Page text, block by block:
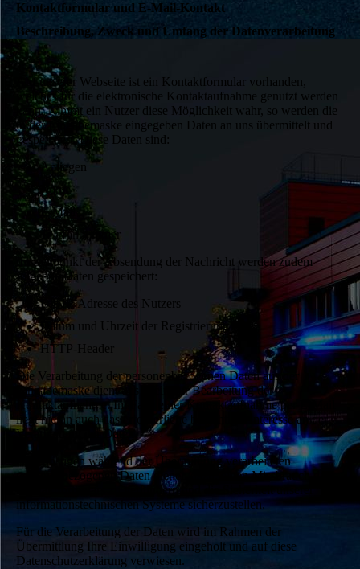
Kontaktformular und E-Mail-Kontakt
Beschreibung, Zweck und Umfang der Datenverarbeitung
Auf unserer Webseite ist ein Kontaktformular vorhanden,
welches für die elektronische Kontaktaufnahme genutzt werden
kann. Nimmt ein Nutzer diese Möglichkeit wahr, so werden die
in der Eingabemaske eingegeben Daten an uns übermittelt und
gespeichert. Diese Daten sind:
Anliegen
Name
E-Mail
Telefonnummer
Im Zeitpunkt der Absendung der Nachricht werden zudem
folgende Daten gespeichert:
Die IP-Adresse des Nutzers
Datum und Uhrzeit der Registrierung
HTTP-Header
Die Verarbeitung der personenbezogenen Daten aus der
Eingabemaske dient uns allein zur Bearbeitung der
Kontaktaufnahme. Im Falle einer Kontaktaufnahme per E-Mail
liegt hieran auch das erforderliche berechtigte Interesse an der
Verarbeitung der Daten.
Die sonstigen während der Übermittlung verarbeiteten
personenbezogenen Daten dienen dazu, einen Missbrauch des
Kontaktformulars zu verhindern und die Sicherheit unserer
informationstechnischen Systeme sicherzustellen.
Für die Verarbeitung der Daten wird im Rahmen der
Übermittlung Ihre Einwilligung eingeholt und auf diese
Datenschutzerklärung verwiesen.